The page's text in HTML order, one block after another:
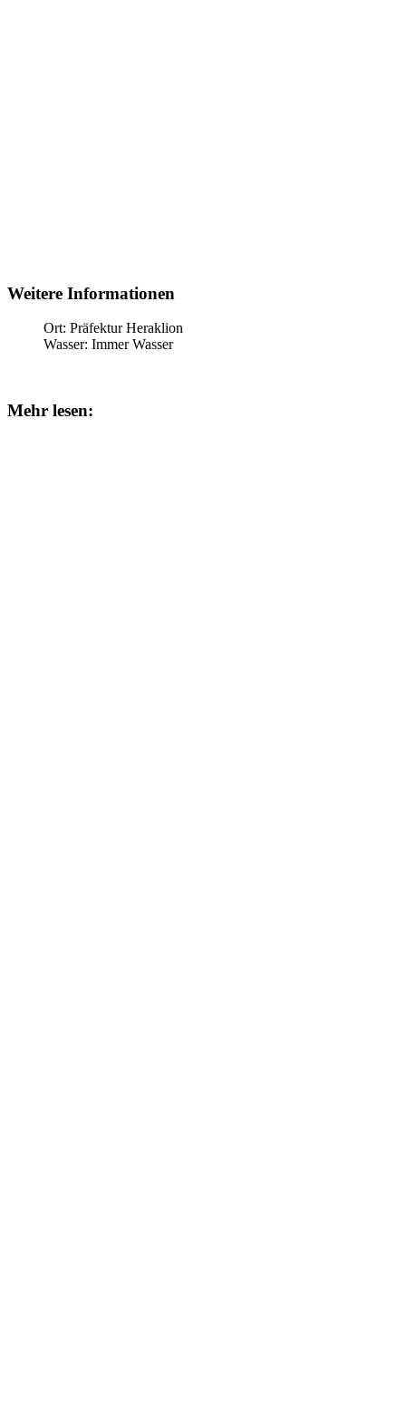
Weitere Informationen
Ort: Präfektur Heraklion
Wasser: Immer Wasser
Mehr lesen: